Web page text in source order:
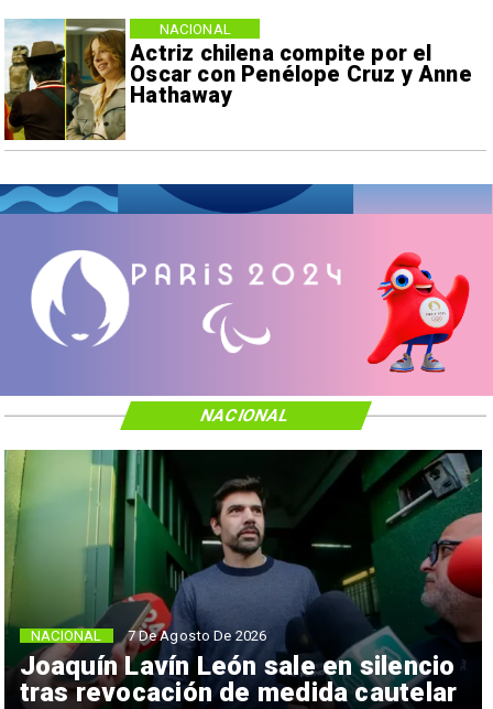
Actriz chilena compite por el
Oscar con Penélope Cruz y Anne
Hathaway
NACIONAL
Joaquín Lavín León sale en silencio
tras revocación de medida cautelar
NACIONAL 7 De Agosto De 2026
NACIONAL